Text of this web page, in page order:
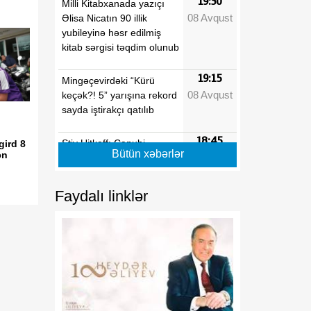
8
Milli Kitabxanada yazıçı
Əlisa Nicatın 90 illik
yubileyinə həsr edilmiş
kitab sərgisi təqdim olunub
08 Avqust
Mingəçevirdəki “Kürü
keçək?! 5” yarışına rekord
sayda iştirakçı qatılıb
19:15
08 Avqust
Stiv Uitkoff: Cənubi
Qafqaz ölkələrinin
18:45
Azərbaycanın strateji
baxışı Cənubi Qafqazın
08 Avqust
Göz sağlamlığını qorumaq
üçün hər fəslə uyğun
18:15
08 Avqust
Bütün xəbərlər
Faydalı linklər